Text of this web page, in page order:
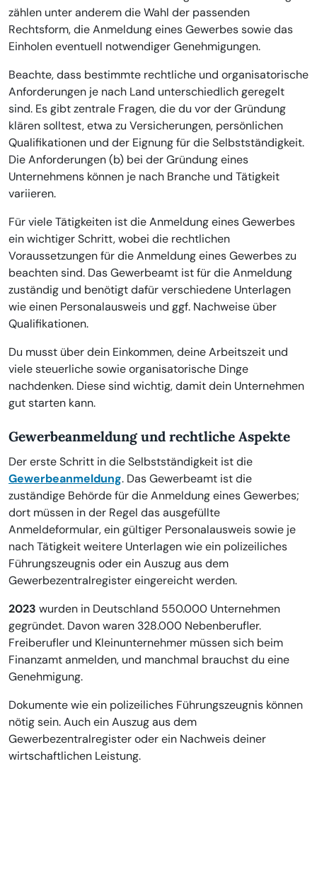
zählen unter anderem die Wahl der passenden
Rechtsform, die Anmeldung eines Gewerbes sowie das
Einholen eventuell notwendiger Genehmigungen.
Beachte, dass bestimmte rechtliche und organisatorische
Anforderungen je nach Land unterschiedlich geregelt
sind. Es gibt zentrale Fragen, die du vor der Gründung
klären solltest, etwa zu Versicherungen, persönlichen
Qualifikationen und der Eignung für die Selbstständigkeit.
Die Anforderungen (b) bei der Gründung eines
Unternehmens können je nach Branche und Tätigkeit
variieren.
Für viele Tätigkeiten ist die Anmeldung eines Gewerbes
ein wichtiger Schritt, wobei die rechtlichen
Voraussetzungen für die Anmeldung eines Gewerbes zu
beachten sind. Das Gewerbeamt ist für die Anmeldung
zuständig und benötigt dafür verschiedene Unterlagen
wie einen Personalausweis und ggf. Nachweise über
Qualifikationen.
Du musst über dein Einkommen, deine Arbeitszeit und
viele steuerliche sowie organisatorische Dinge
nachdenken. Diese sind wichtig, damit dein Unternehmen
gut starten kann.
Gewerbeanmeldung und rechtliche Aspekte
Der erste Schritt in die Selbstständigkeit ist die
Gewerbeanmeldung. Das Gewerbeamt ist die
zuständige Behörde für die Anmeldung eines Gewerbes;
dort müssen in der Regel das ausgefüllte
Anmeldeformular, ein gültiger Personalausweis sowie je
nach Tätigkeit weitere Unterlagen wie ein polizeiliches
Führungszeugnis oder ein Auszug aus dem
Gewerbezentralregister eingereicht werden.
2023 wurden in Deutschland 550.000 Unternehmen
gegründet. Davon waren 328.000 Nebenberufler.
Freiberufler und Kleinunternehmer müssen sich beim
Finanzamt anmelden, und manchmal brauchst du eine
Genehmigung.
Dokumente wie ein polizeiliches Führungszeugnis können
nötig sein. Auch ein Auszug aus dem
Gewerbezentralregister oder ein Nachweis deiner
wirtschaftlichen Leistung.